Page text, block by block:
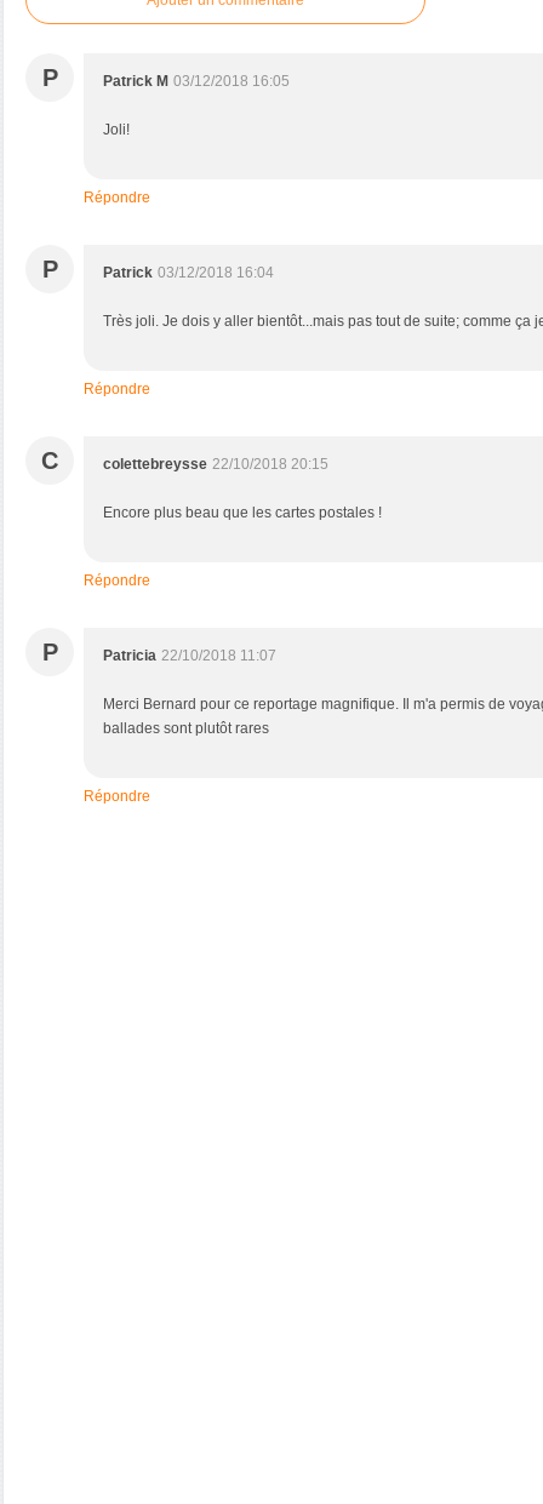
P Patrick M 03/12/2018 16:05
Joli!
Répondre
P Patrick 03/12/2018 16:04
Très joli. Je dois y aller bientôt...mais pas tout de suite; comme ça
Répondre
C colettebreysse 22/10/2018 20:15
Encore plus beau que les cartes postales !
Répondre
P Patricia 22/10/2018 11:07
Merci Bernard pour ce reportage magnifique. Il m'a permis de
ballades sont plutôt rares
Répondre